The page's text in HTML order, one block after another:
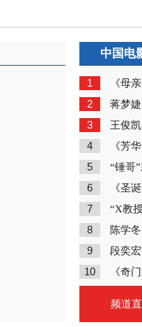
中国电
1 《母
2 蒋梦
3 王俊
4 《芳
5 “锤哥
6 《圣
7 “X教
8 陈学
9 段奕
10 《奇
频道